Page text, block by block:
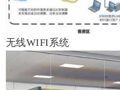
无线WIFI系统